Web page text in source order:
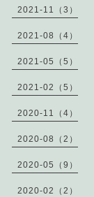
2021-11（3）
2021-08（4）
2021-05（5）
2021-02（5）
2020-11（4）
2020-08（2）
2020-05（9）
2020-02（2）